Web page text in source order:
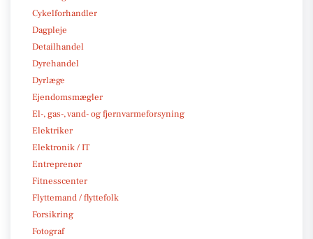
Cykelforhandler
Dagpleje
Detailhandel
Dyrehandel
Dyrlæge
Ejendomsmægler
El-, gas-, vand- og fjernvarmeforsyning
Elektriker
Elektronik / IT
Entreprenør
Fitnesscenter
Flyttemand / flyttefolk
Forsikring
Fotograf